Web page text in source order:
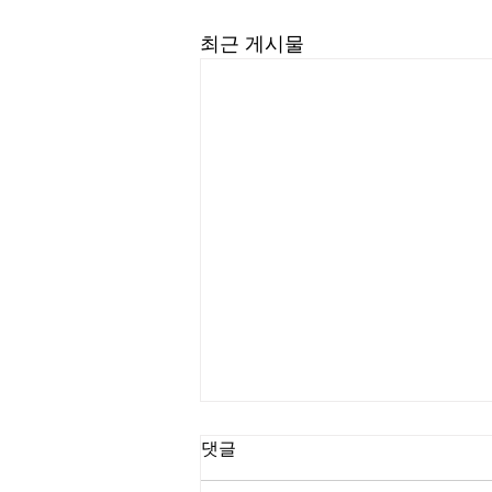
최근 게시물
길요나 목사
“한계를 넘어서는 인생을 살라” (삼
댓글